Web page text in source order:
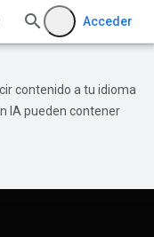
Acceder
contenido a tu idioma
IA pueden contener